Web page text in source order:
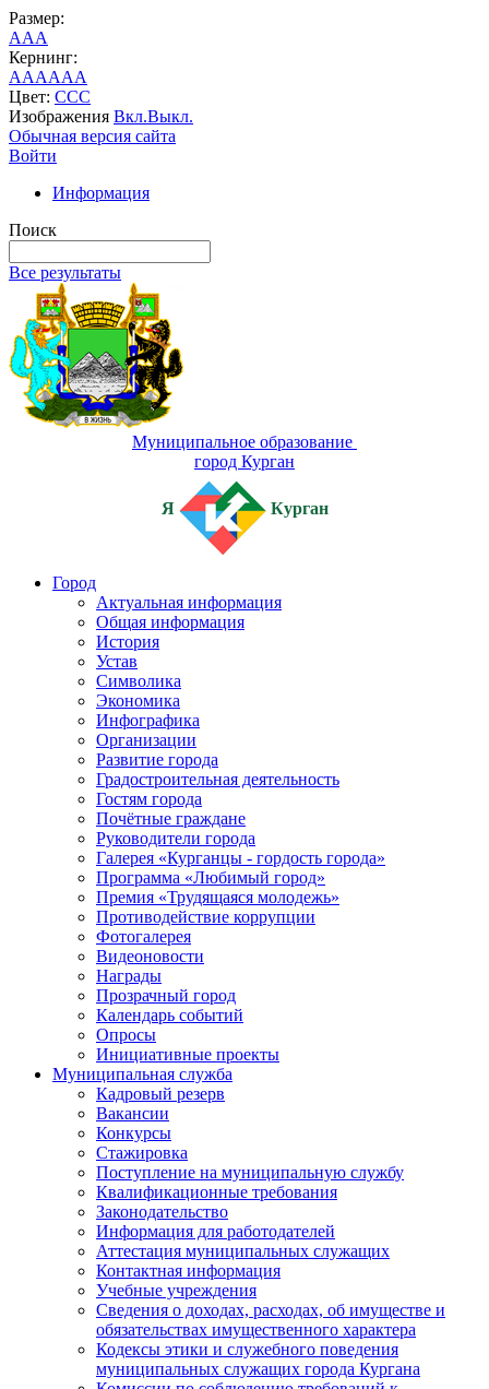
Размер:
AAA
Кернинг:
AAAAAA
Цвет: CCC
Изображения Вкл.Выкл.
Обычная версия сайта
Войти
Информация
Поиск
Все результаты
Муниципальное образование
город Курган
Я Курган
Город
Актуальная информация
Общая информация
История
Устав
Символика
Экономика
Инфографика
Организации
Развитие города
Градостроительная деятельность
Гостям города
Почётные граждане
Руководители города
Галерея «Курганцы - гордость города»
Программа «Любимый город»
Премия «Трудящаяся молодежь»
Противодействие коррупции
Фотогалерея
Видеоновости
Награды
Прозрачный город
Календарь событий
Опросы
Инициативные проекты
Муниципальная служба
Кадровый резерв
Вакансии
Конкурсы
Стажировка
Поступление на муниципальную службу
Квалификационные требования
Законодательство
Информация для работодателей
Аттестация муниципальных служащих
Контактная информация
Учебные учреждения
Сведения о доходах, расходах, об имуществе и
обязательствах имущественного характера
Кодексы этики и служебного поведения
муниципальных служащих города Кургана